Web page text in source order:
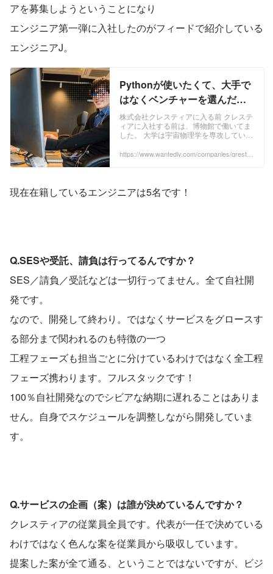
アを募集しようということになり
エンジニア第一弾に入社したのがフィードで紹介している
エンジニアJ。
Pythonが使いたくて、大手で
はなくベンチャーを選んだ、
26歳の冬でした。 | 株式会社
クレスティア's Blog
株式会社クレスティアに入る前 クレステ
ィアに入社する前は、博物館で働いてま
した。 大学は宇宙物理学を専攻してい
職先を選んだんですよね。 休憩時間中は
https://www.wantedly.com/companies/qrestia/
現在在籍しているエンジニアは5名です！
Q.SESや受託、請負は行ってるんですか？
SES／請負／受託などは一切行ってません。全て自社開
発です。
なので、開発して終わり。ではなくサービスをグロースす
る部分まで関われるのも特徴の一つ
工程フェーズも担当ごとに分けているわけではなく全工程
フェーズ携わります。フルスタックです！
100％自社開発なのでシビアな納期に遅れることはありま
せん。自身でスケジュールを調整しながら開発していま
す。
Q.サービスの企画（案）は誰が決めているんですか？
クレスティアの従業員全員です。代表が一任で決めている
わけではなく色んな案を従業員から吸収しています。
提案した案が全て通る、ということではないですが、ビジ